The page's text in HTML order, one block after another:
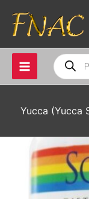
para
conteúdo
Pesquisar
produtos
Yucca (Yucca